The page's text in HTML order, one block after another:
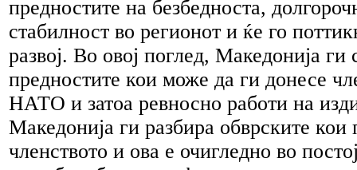
предностите на безбедноста,
стабилност во регионот и ќе го
развој. Во овој поглед, Македонија ги
предностите кои може да ги донесе
НАТО и затоа ревносно работи на
Македонија ги разбира обврските кои
членството и ова е очигледно во